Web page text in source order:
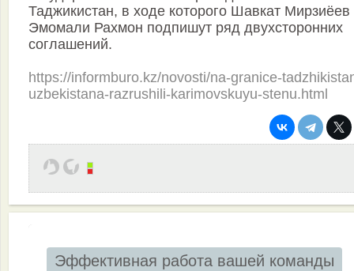
Таджикистан, в ходе которого Шавкат Мирзиёев
Эмомали Рахмон подпишут ряд двухсторонних
соглашений.
https://informburo.kz/novosti/na-granice-
uzbekistana-razrushili-karimovskuyu-stenu.html
Эффективная работа вашей команды